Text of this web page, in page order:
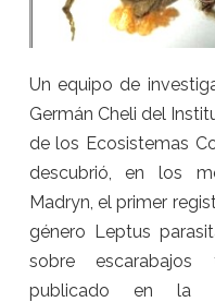
Un equipo de
Germán Cheli del
de los Ecosistemas
descubrió, en los
Madryn, el primer
género Leptus
sobre escarabajos
publicado en la